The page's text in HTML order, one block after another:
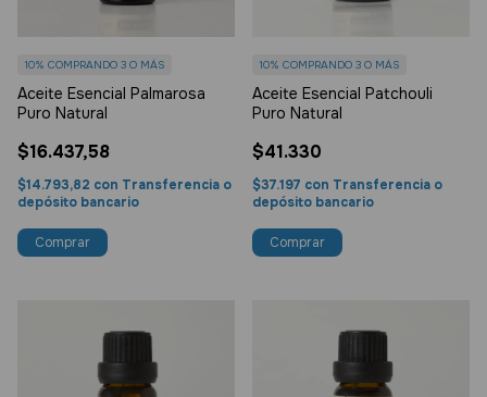
Aceite Esencial Palmarosa
Puro Natural
$16.437,58
10% COMPRANDO 3 O MÁS
$14.793,82 con Transferencia o
depósito bancario
Aceite Esencial Patchouli
Puro Natural
$41.330
10% COMPRANDO 3 O MÁS
$37.197 con Transferencia o
depósito bancario